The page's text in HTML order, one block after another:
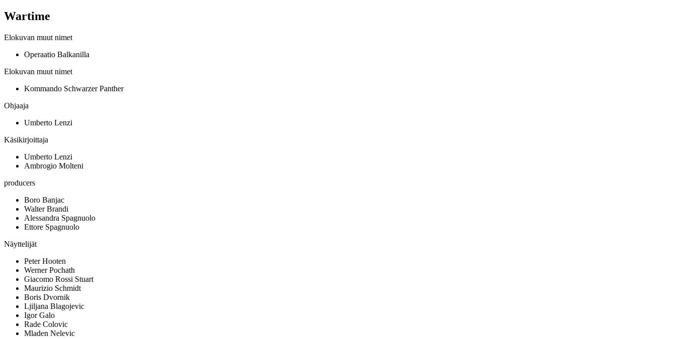
Wartime
Elokuvan muut nimet
Operaatio Balkanilla
Elokuvan muut nimet
Kommando Schwarzer Panther
Ohjaaja
Umberto Lenzi
Käsikirjoittaja
Umberto Lenzi
Ambrogio Molteni
producers
Boro Banjac
Walter Brandi
Alessandra Spagnuolo
Ettore Spagnuolo
Näyttelijät
Peter Hooten
Werner Pochath
Giacomo Rossi Stuart
Maurizio Schmidt
Boris Dvornik
Ljiljana Blagojevic
Igor Galo
Rade Colovic
Mladen Nelevic